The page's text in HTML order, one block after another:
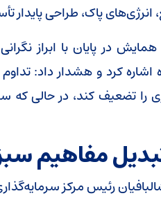
انرژی‌های پاک، طراحی
در پایان با ابراز
اشاره کرد و هشدار داد:
را تضعیف کند، در حالی که
مفاهیم
رئیس مرکز